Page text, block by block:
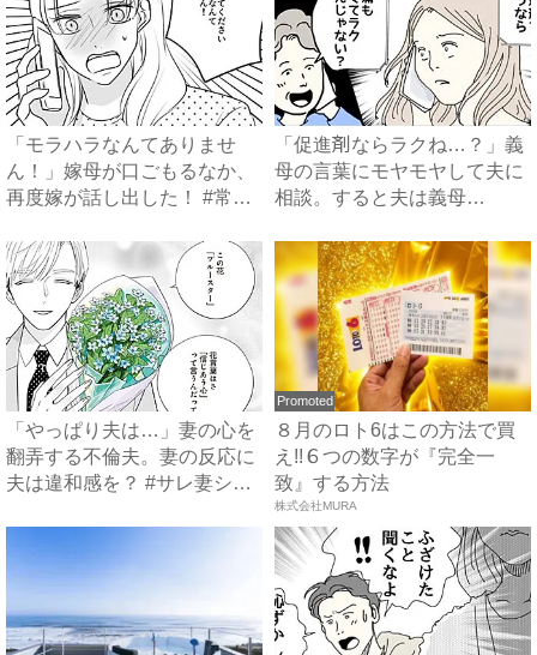
「モラハラなんてありませ
ん！」嫁母が口ごもるなか、
再度嫁が話し出した！ #常識
「促進剤ならラクね…？」義
母の言葉にモヤモヤして夫に
相談。すると夫は義母
「やっぱり夫は…」妻の心を
翻弄する不倫夫。妻の反応に
夫は違和感を？ #サレ妻シ
Promoted
８月のロト6はこの方法で買
え!!６つの数字が『完全一
致』する方法
株式会社MURA